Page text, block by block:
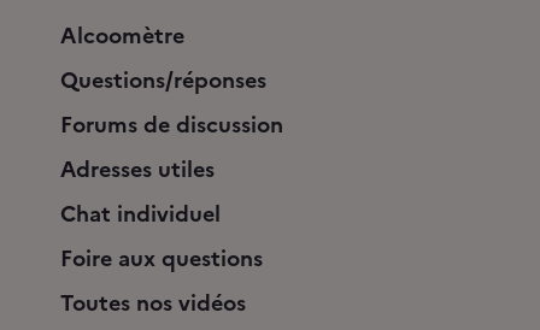
Alcoomètre
Questions/réponses
Forums de discussion
Adresses utiles
Chat individuel
Foire aux questions
Toutes nos vidéos